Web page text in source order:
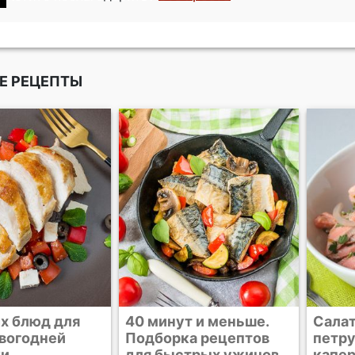
РЕЦЕПТЫ
и меньше.
рецептов
Салат из лосося с
петрушкой и